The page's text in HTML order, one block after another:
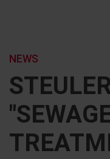
NEWS